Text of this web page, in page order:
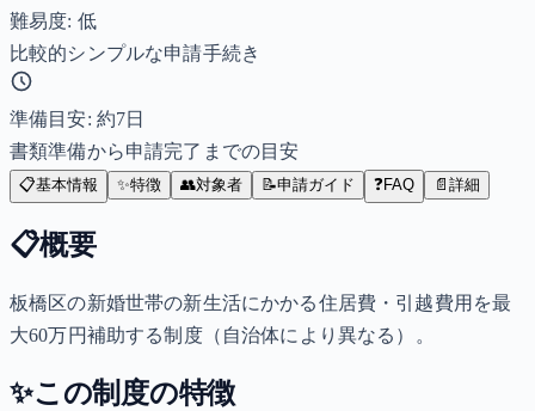
難易度: 低
比較的シンプルな申請手続き
準備目安: 約7日
書類準備から申請完了までの目安
📋基本情報 ✨特徴 👥対象者 📝申請ガイド ❓FAQ 📄 詳細
📋概要
板橋区の新婚世帯の新生活にかかる住居費・引越費用を最
大60万円補助する制度（自治体により異なる）。
✨この制度の特徴